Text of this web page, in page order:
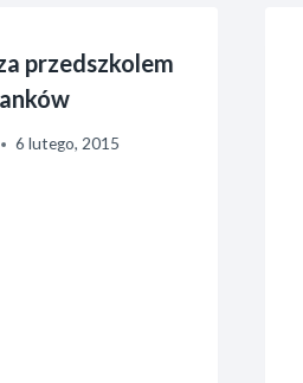
przedszkolem
6 lutego, 2015